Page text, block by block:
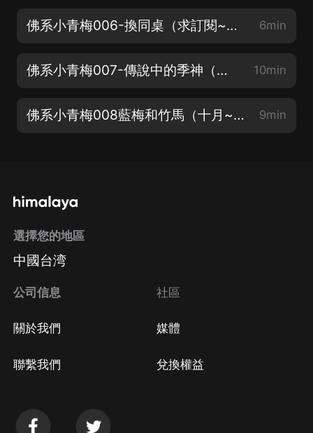
佛系小青梅006-換同桌（求訂閱~求好評~求月票~） 6min
佛系小青梅007-傳說中的季神（持續關注~更多驚喜等著你~） 10min
佛系小青梅008藍梅和竹馬（十月~聽！） 9min
選擇您的地區
中國台湾
公司信息
關於我們
聯繫我們
社區
媒體
兌換權益